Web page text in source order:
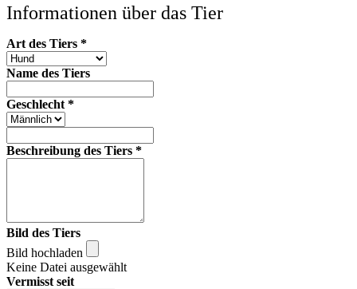
Informationen über das Tier
Art des Tiers *
Name des Tiers
Geschlecht *
Beschreibung des Tiers *
Bild des Tiers
Bild hochladen
Keine Datei ausgewählt
Vermisst seit